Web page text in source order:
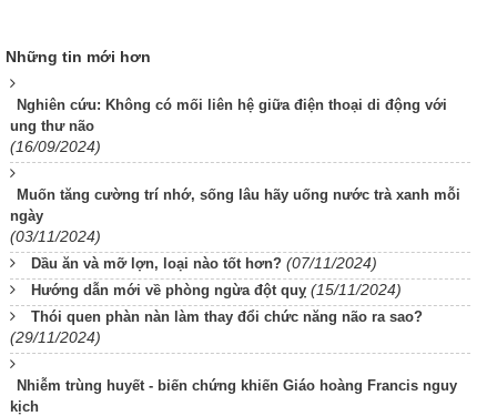
Những tin mới hơn
Nghiên cứu: Không có mối liên hệ giữa điện thoại di động với
ung thư não
(16/09/2024)
Muốn tăng cường trí nhớ, sống lâu hãy uống nước trà xanh mỗi
ngày
(03/11/2024)
Dầu ăn và mỡ lợn, loại nào tốt hơn? (07/11/2024)
Hướng dẫn mới về phòng ngừa đột quỵ (15/11/2024)
Thói quen phàn nàn làm thay đổi chức năng não ra sao?
(29/11/2024)
Nhiễm trùng huyết - biến chứng khiến Giáo hoàng Francis nguy
kịch